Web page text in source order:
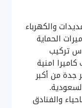
والكهرباء
الحماية
تركيب
امنية
جدة من أكبر
والفنادق